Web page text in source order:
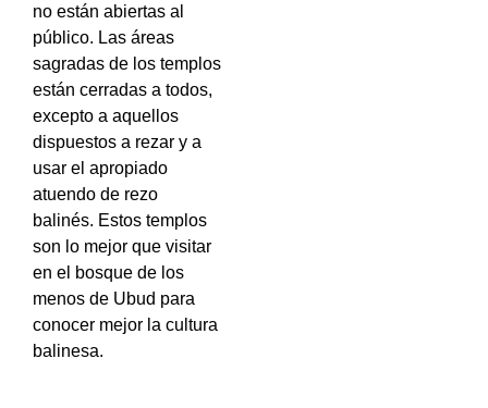
no están abiertas al
público. Las áreas
sagradas de los templos
están cerradas a todos,
excepto a aquellos
dispuestos a rezar y a
usar el apropiado
atuendo de rezo
balinés. Estos templos
son lo mejor que visitar
en el bosque de los
menos de Ubud para
conocer mejor la cultura
balinesa.